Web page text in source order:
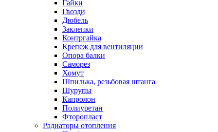
Гайки
Гвозди
Дюбель
Заклепки
Контргайка
Крепеж для вентиляции
Опора балки
Саморез
Хомут
Шпилька, резьбовая штанга
Шурупы
Капролон
Полиуретан
Фторопласт
Радиаторы отопления